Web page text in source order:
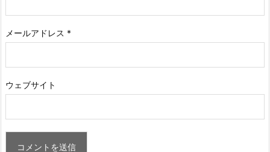
メールアドレス *
ウェブサイト